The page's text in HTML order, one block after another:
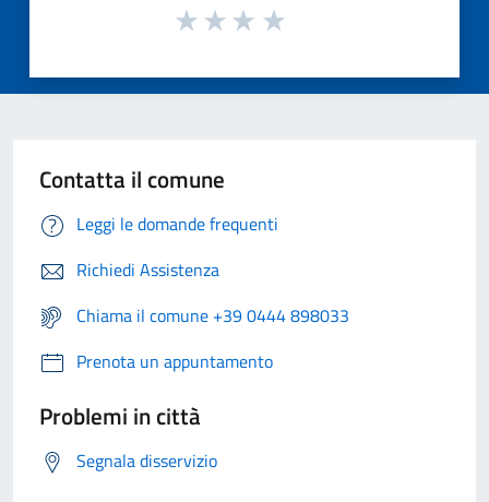
Contatta il comune
Leggi le domande frequenti
Richiedi Assistenza
Chiama il comune +39 0444 898033
Prenota un appuntamento
Problemi in città
Segnala disservizio